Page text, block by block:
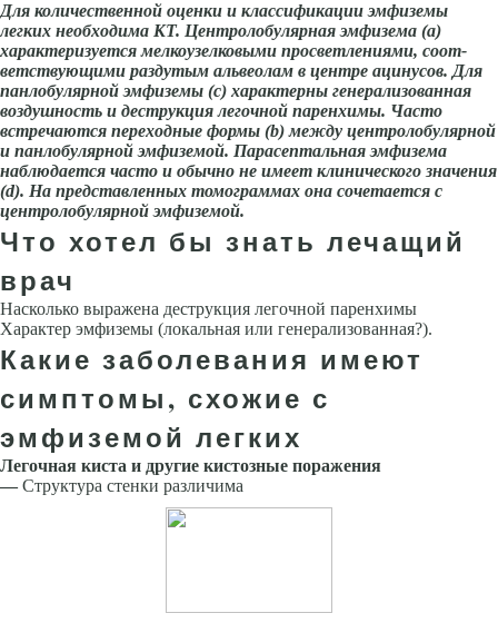
Для количественной оценки и классификации эмфиземы
легких необходима КТ. Центролобулярная эмфизема (а)
характеризуется мелкоузелковыми просветлениями, соот­
ветствующими раздутым альвеолам в центре ацинусов. Для
панлобулярной эмфиземы (с) характерны генерализованная
воздушность и деструкция легочной паренхимы. Часто
встречаются переходные формы (b) между центролобулярной
и панлобулярной эмфиземой. Парасептальная эмфизема
наблюдается часто и обычно не имеет клинического значения
(d). На представленных томограммах она сочетается с
центролобулярной эмфиземой.
Что хотел бы знать лечащий
врач
Насколько выражена деструкция легочной паренхимы
Характер эмфи­земы (локальная или генерализованная?).
Какие заболевания имеют
симптомы, схожие с
эмфиземой легких
Легочная киста и другие кистозные поражения
— Структура стенки различима